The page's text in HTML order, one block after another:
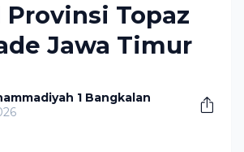
Topaz
Jawa Timur
1 Bangkalan